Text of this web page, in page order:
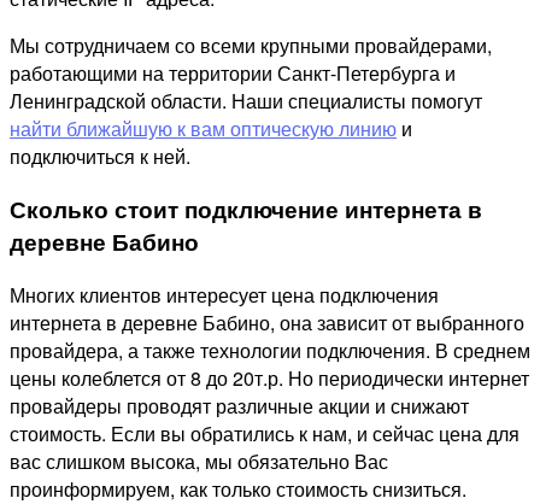
Мы сотрудничаем со всеми крупными провайдерами,
работающими на территории Санкт-Петербурга и
Ленинградской области. Наши специалисты помогут
найти ближайшую к вам оптическую линию и
подключиться к ней.
Сколько стоит подключение интернета в
деревне Бабино
Многих клиентов интересует цена подключения
интернета в деревне Бабино, она зависит от выбранного
провайдера, а также технологии подключения. В среднем
цены колеблется от 8 до 20т.р. Но периодически интернет
провайдеры проводят различные акции и снижают
стоимость. Если вы обратились к нам, и сейчас цена для
вас слишком высока, мы обязательно Вас
проинформируем, как только стоимость снизиться.